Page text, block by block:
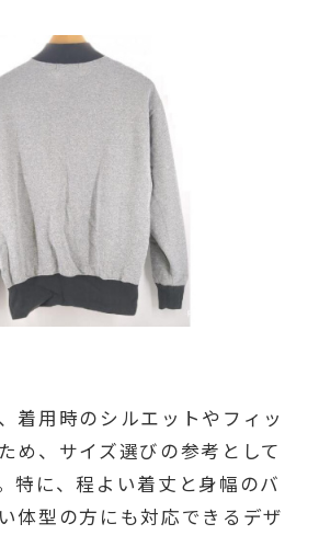
着用時のシルエットやフィッ
め、サイズ選びの参考として
特に、程よい着丈と身幅のバ
体型の方にも対応できるデザ